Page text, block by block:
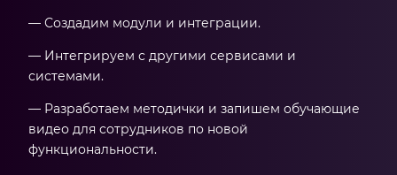
— Создадим модули и интеграции.
— Интегрируем с другими сервисами и
системами.
— Разработаем методички и запишем обучающие
видео для сотрудников по новой
функциональности.